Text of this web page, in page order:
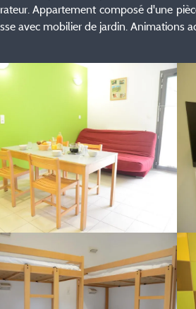
Appartement composé d'une
avec mobilier de jardin. Animations